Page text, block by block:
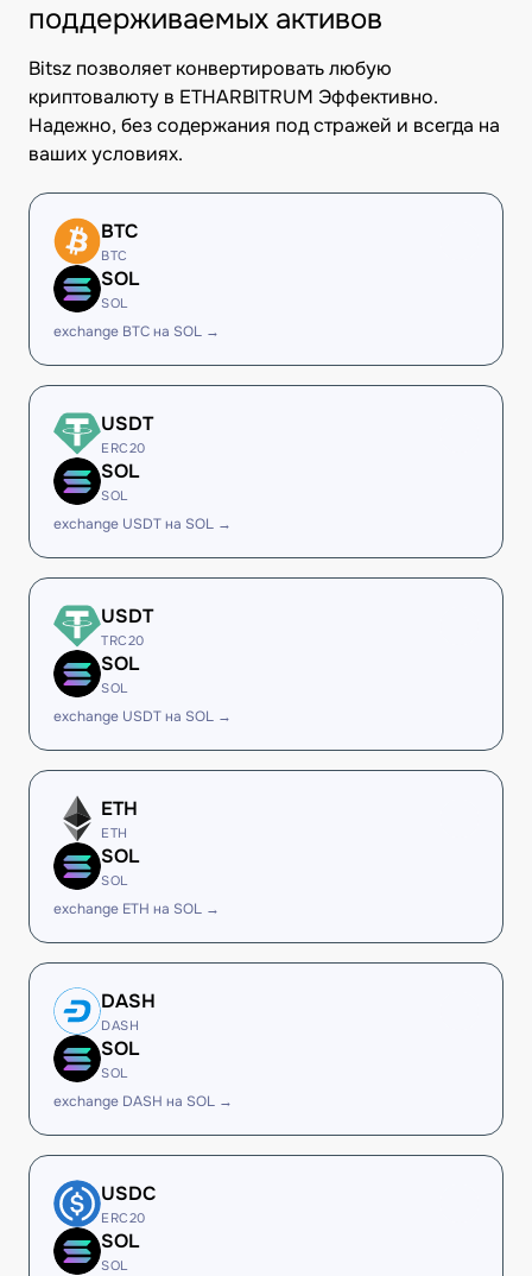
поддерживаемых активов
Bitsz позволяет конвертировать любую
криптовалюту в ETHARBITRUM Эффективно.
Надежно, без содержания под стражей и всегда на
ваших условиях.
BTC
BTC
SOL
SOL
exchange BTC на SOL →
USDT
ERC20
SOL
SOL
exchange USDT на SOL →
USDT
TRC20
SOL
SOL
exchange USDT на SOL →
ETH
ETH
SOL
SOL
exchange ETH на SOL →
DASH
DASH
SOL
SOL
exchange DASH на SOL →
USDC
ERC20
SOL
SOL